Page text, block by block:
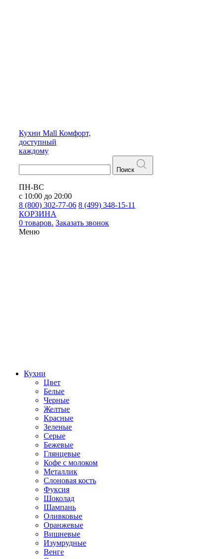
Кухни Mall Комфорт,
доступный
каждому
Поиск
ПН-ВС
с 10:00 до 20:00
8 (800) 302-77-06 8 (499) 348-15-11
КОРЗИНА
0 товаров. Заказать звонок
Меню
Кухни
Цвет
Белые
Черные
Желтые
Красные
Зеленые
Серые
Бежевые
Глянцевые
Кофе с молоком
Металлик
Слоновая кость
Фуксия
Шоколад
Шампань
Оливковые
Оранжевые
Вишневые
Изумрудные
Венге